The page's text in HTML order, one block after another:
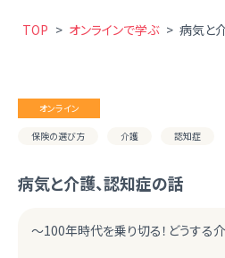
TOP > オンラインで学ぶ > 病気と
オンライン
保険の選び方 介護 認知症
病気と介護、認知症の話
～100年時代を乗り切る！どうする介